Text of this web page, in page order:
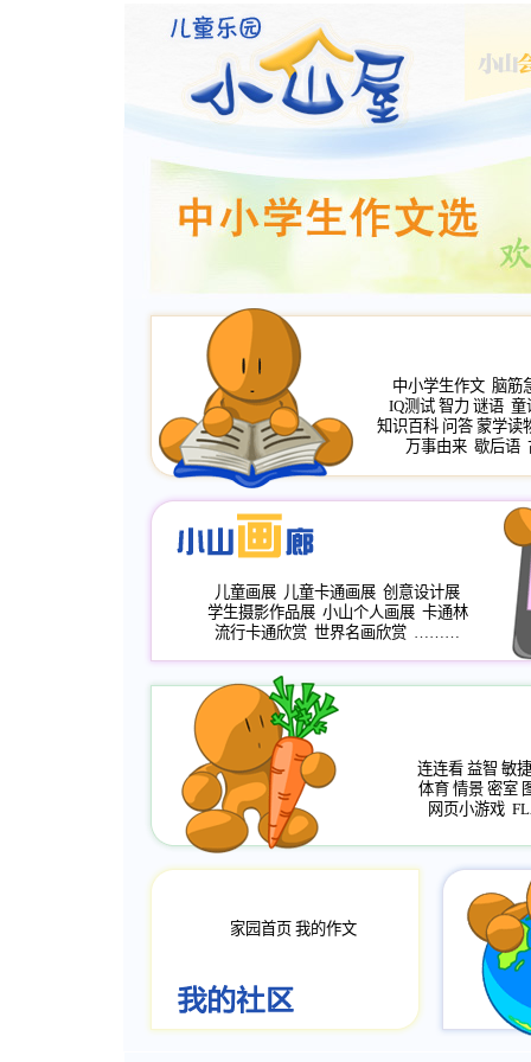
中小学生作文 脑筋
IQ测试 智力 谜语 童
知识百科 问答 蒙学读
万事由来 歇后语
儿童画展 儿童卡通画展 创意设计展
学生摄影作品展 小山个人画展 卡通林
流行卡通欣赏 世界名画欣赏 ………
连连看 益智 敏捷
体育 情景 密室
网页小游戏
家园首页 我的作文